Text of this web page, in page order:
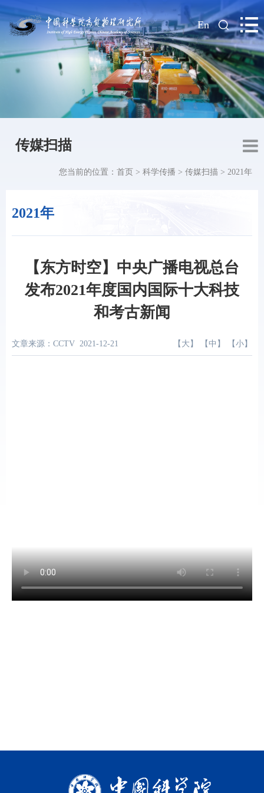
| En
传媒扫描
2021年
您当前的位置： 首页 > 科学传播 > 传媒扫描 > 2021年
【东方时空】中央广播电视总台
发布2021年度国内国际十大科技
和考古新闻
文章来源：CCTV 2021-12-21 【 大 】 【 中 】 【 小 】